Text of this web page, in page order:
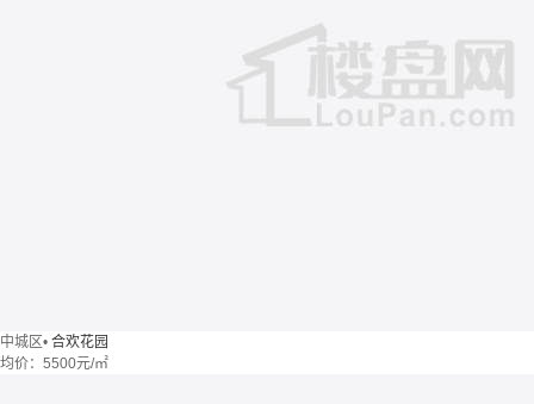
中城区• 合欢花园
均价： 5500元/㎡